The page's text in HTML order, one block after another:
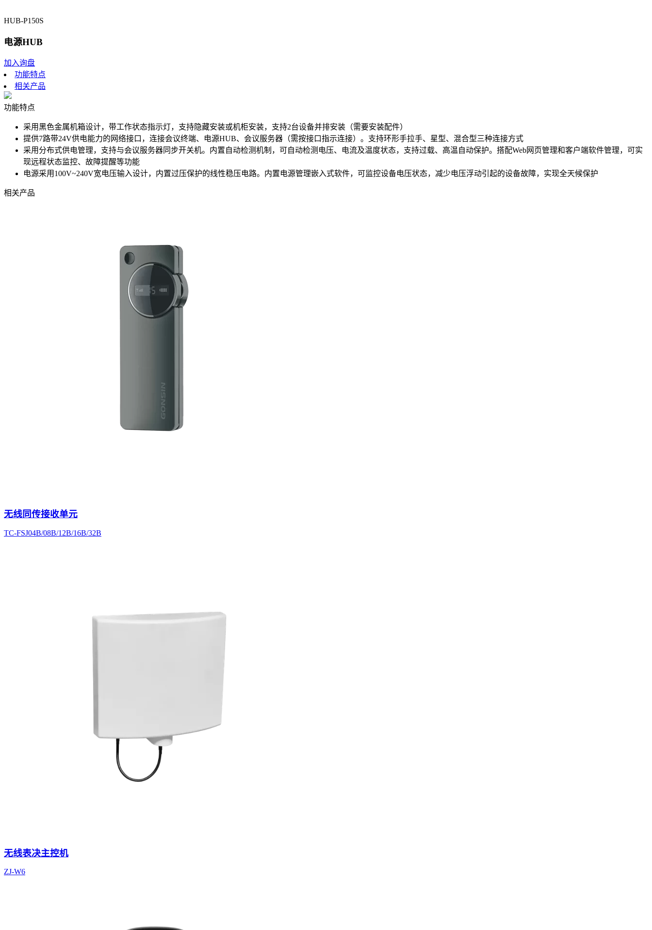
HUB-P150S
电源HUB
加入询盘
功能特点
相关产品
功能特点
采用黑色金属机箱设计，带工作状态指示灯，支持隐藏安装或机柜安装，支持2台设备并排安装（需要安装配件）
提供7路带24V供电能力的网络接口，连接会议终端、电源HUB、会议服务器（需按接口指示连接）。支持环形手拉手、星型、混合型三种连接方式
采用分布式供电管理，支持与会议服务器同步开关机。内置自动检测机制，可自动检测电压、电流及温度状态，支持过载、高温自动保护。搭配Web网页管理和客户端软件管理，可实
现远程状态监控、故障提醒等功能
电源采用100V~240V宽电压输入设计，内置过压保护的线性稳压电路。内置电源管理嵌入式软件，可监控设备电压状态，减少电压浮动引起的设备故障，实现全天候保护
相关产品
无线同传接收单元
TC-FSJ04B/08B/12B/16B/32B
无线表决主控机
ZJ-W6